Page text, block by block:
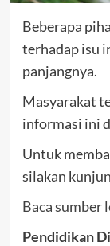
Beberapa
terhadap isu
panjangnya.
Masyarakat
informasi ini
Untuk
silakan
Baca sumber
Pendidikan